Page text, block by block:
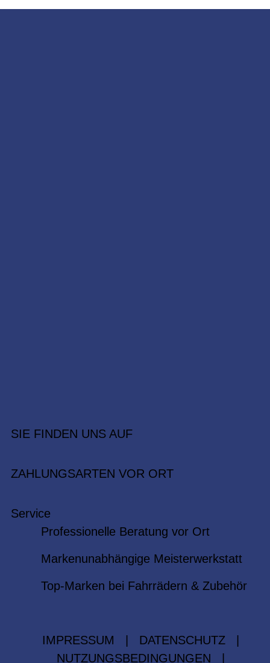
SIE FINDEN UNS AUF
ZAHLUNGSARTEN VOR ORT
Service
Professionelle Beratung vor Ort
Markenunabhängige Meisterwerkstatt
Top-Marken bei Fahrrädern & Zubehör
IMPRESSUM DATENSCHUTZ
NUTZUNGSBEDINGUNGEN